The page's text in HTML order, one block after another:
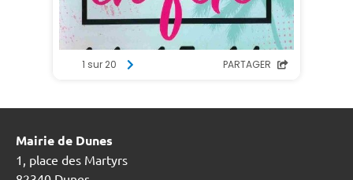
Mairie de Dunes
1, place des Martyrs